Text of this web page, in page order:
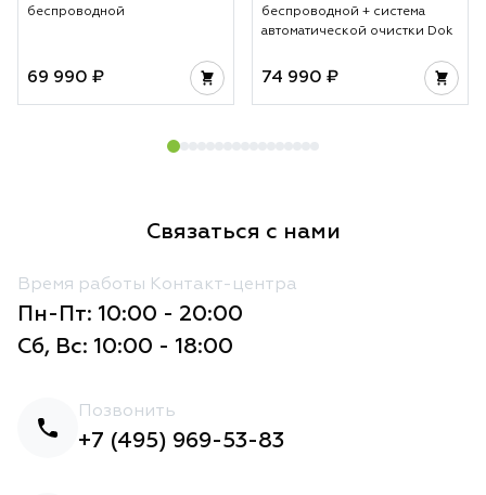
беспроводной
69 990 ₽
беспроводной + система
автоматической очистки Dok
74 990 ₽
Связаться с нами
Время работы Контакт-центра
Пн-Пт: 10:00 - 20:00
Сб, Вс: 10:00 - 18:00
Позвонить
+7 (495) 969-53-83